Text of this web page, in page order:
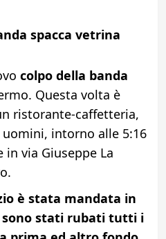
spacca vetrina
colpo della banda
Questa volta è
ristorante-caffetteria,
intorno alle 5:16
via Giuseppe La
è stata mandata in
stati rubati tutti i